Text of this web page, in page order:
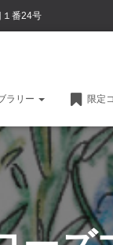
１番24号
ラリー 限定